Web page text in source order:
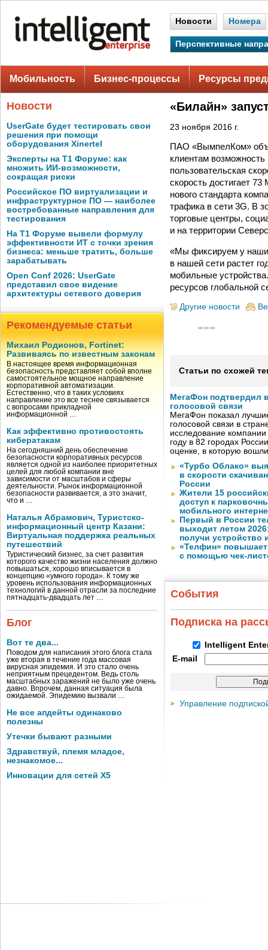
Новости Номера
Перспективные
Мобильность Бизнес-процессы Ресурсы
Новости
UserGate будет тестировать свои
решения при помощи
оборудования Xinertel
Эксперты на Т1 Форуме: как
множить ИИ-возможности,
сокращая риски
Российское ПО виртуализации и
инфраструктурное ПО — наиболее
востребованные направления для
тестирования
На Т1 Форуме вывели формулу
эффективности ИТ с точки зрения
бизнеса: меньше тратить, больше
зарабатывать
Open Conf 2026: UserGate
представил свое видение
архитектуры сетевого доверия
Рекомендуемые статьи
Михаил Родионов, Fortinet:
Развиваясь по известным законам
В настоящее время информационная
безопасность представляет собой вполне
самостоятельное мощное направление
корпоративной автоматизации.
Естественно, что в таких условиях
направление это все теснее связывается
с вопросами прикладной
информационной …
Как эффективно противостоять
кибератакам
На сегодняшний день обеспечение
безопасности корпоративных ресурсов
является одной из наиболее приоритетных
целей для любой компании вне
зависимости от масштабов и сферы
деятельности. Рынок информационной
безопасности развивается, а это значит,
что и …
Наталья Абрамович, Туристско-
информационный центр Казани:
Виртуальная поддержка реальных
путешествий
Туристический бизнес, за счет развития
которого качество жизни населения должно
повышаться, хорошо вписывается в
концепцию «умного города». К тому же
уровень использования информационных
технологий в данной отрасли за последние
пятнадцать-двадцать лет …
Блог
Вот те два...
Поводом для написания этого блога стала
уже вторая в течение года массовая
вирусная эпидемия. И это стало очень
неприятным прецедентом. Ведь столь
масштабных заражений не было уже очень
давно. Впрочем, данная ситуация была
ожидаемой. Эпидемию вызвали …
Не все апдейты одинаково
полезны
Утечки бывают разными
Здравствуй, племя младое,
незнакомое...
Инновации для сетей X5
«Билайн»
23 ноября 2016 г.
ПАО «ВымпелКом»
клиентам
пользовательская
скорость достигает
нового стандарта
трафика в сети 3G. В
торговые центры,
и на территории
«Мы фиксируем у
в нашей сети растет
мобильные
ресурсов глобальной
Другие новости
Статьи по схожей
МегаФон подтвердил
голосовой связи
МегаФон показал
голосовой связи в
исследование
году в 82 городах
оценке, в которую
«Турбо Облако»
в скорости
России
Жители 15
доступ к
мобильного
Первый в России
выходит летом
получи устройство
«Телфин» повышает
с помощью чек-
События
Подписка на
Intelligent
E-mail
Управление